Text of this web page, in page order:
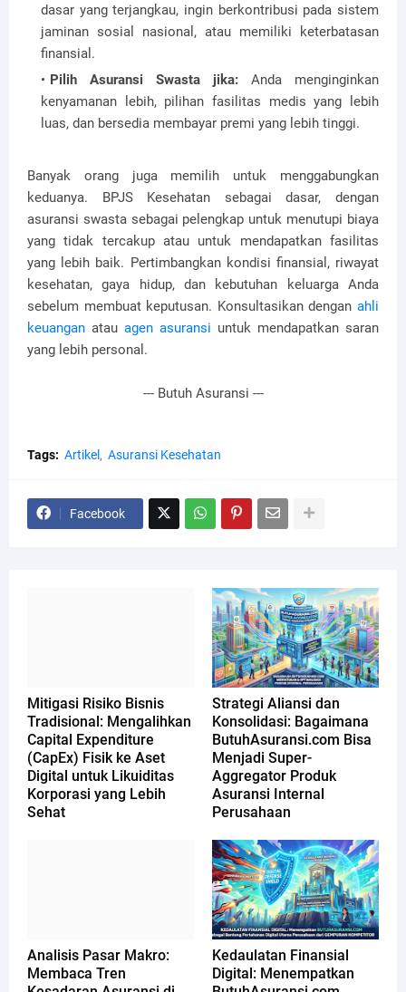
dasar yang terjangkau, ingin berkontribusi pada sistem
jaminan sosial nasional, atau memiliki keterbatasan
finansial.
Pilih Asuransi Swasta jika: Anda menginginkan
kenyamanan lebih, pilihan fasilitas medis yang lebih
luas, dan bersedia membayar premi yang lebih tinggi.
Banyak orang juga memilih untuk menggabungkan
keduanya. BPJS Kesehatan sebagai dasar, dengan
asuransi swasta sebagai pelengkap untuk menutupi biaya
yang tidak tercakup atau untuk mendapatkan fasilitas
yang lebih baik. Pertimbangkan kondisi finansial, riwayat
kesehatan, gaya hidup, dan kebutuhan keluarga Anda
sebelum membuat keputusan. Konsultasikan dengan ahli
keuangan atau agen asuransi untuk mendapatkan saran
yang lebih personal.
--- Butuh Asuransi ---
Tags: Artikel Asuransi Kesehatan
Facebook
Mitigasi Risiko Bisnis
Tradisional: Mengalihkan
Capital Expenditure
(CapEx) Fisik ke Aset
Digital untuk Likuiditas
Korporasi yang Lebih
Sehat
Strategi Aliansi dan
Konsolidasi: Bagaimana
ButuhAsuransi.com Bisa
Menjadi Super-
Aggregator Produk
Asuransi Internal
Perusahaan
Analisis Pasar Makro:
Membaca Tren
Kedaulatan Finansial
Digital: Menempatkan